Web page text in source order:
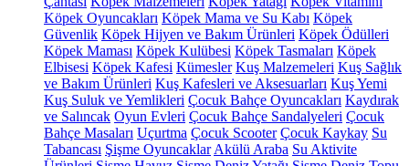
Köpek Oyuncakları Köpek Mama ve Su Kabı Köpek
Güvenlik Köpek Hijyen ve Bakım Ürünleri Köpek Ödülleri
Köpek Maması Köpek Kulübesi Köpek Tasmaları Köpek
Elbisesi Köpek Kafesi Kümesler Kuş Malzemeleri Kuş Sağlık
ve Bakım Ürünleri Kuş Kafesleri ve Aksesuarları Kuş Yemi
Kuş Suluk ve Yemlikleri Çocuk Bahçe Oyuncakları Kaydırak
ve Salıncak Oyun Evleri Çocuk Bahçe Sandalyeleri Çocuk
Bahçe Masaları Uçurtma Çocuk Scooter Çocuk Kaykay Su
Tabancası Şişme Oyuncaklar Akülü Araba Su Aktivite